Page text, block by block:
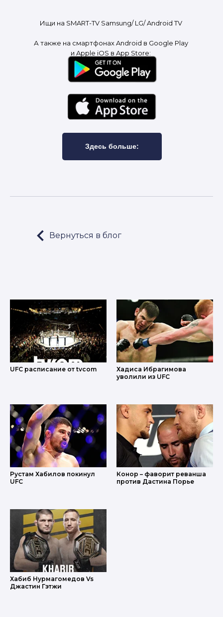
Ищи на SMART-TV Samsung/ LG/ Android TV
А также на смартфонах Android в Google Play
и Apple iOS в App Store:
Здесь больше:
Вернуться в блог
LET'S GO!
UFC расписание от tvcom
Хадиса Ибрагимова
уволили из UFC
Рустам Хабилов покинул
UFC
Конор – фаворит реванша
против Дастина Порье
Хабиб Нурмагомедов Vs
Джастин Гэтжи